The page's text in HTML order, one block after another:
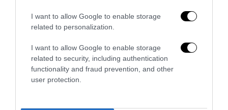
I want to allow Google to enable storage
related to personalization.
I want to allow Google to enable storage
related to security, including authentication
functionality and fraud prevention, and other
user protection.